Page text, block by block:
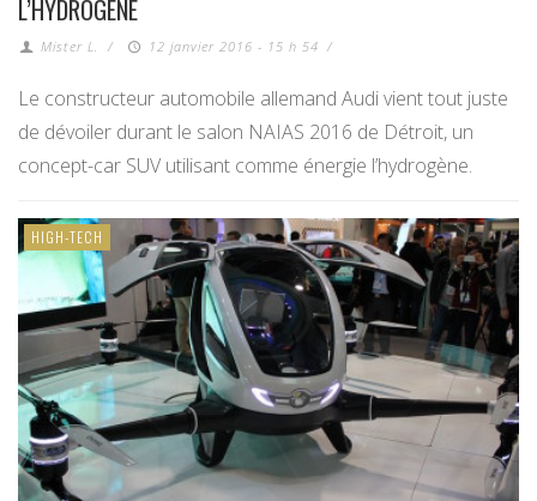
L’HYDROGÈNE
Mister L. / 12 janvier 2016 - 15 h 54 /
Le constructeur automobile allemand Audi vient tout juste
de dévoiler durant le salon NAIAS 2016 de Détroit, un
concept-car SUV utilisant comme énergie l’hydrogène.
HIGH-TECH